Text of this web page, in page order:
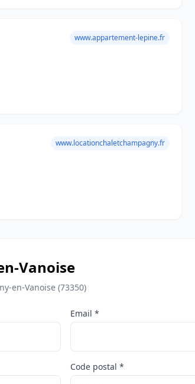
www.appartement-lepine.fr
www.locationchaletchampagny.fr
Vanoise
en-Vanoise (73350)
Email *
Code postal *